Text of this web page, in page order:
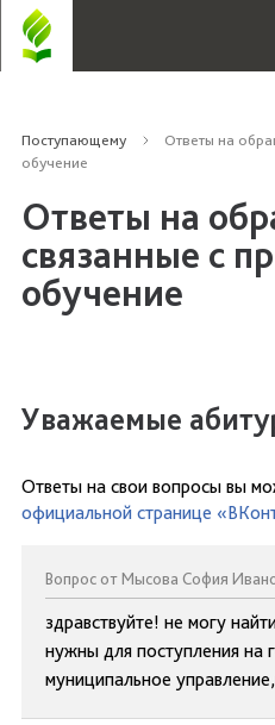
Поступающему
Ответы на
обучение
Ответы на
связанные с
обучение
Уважаемые
Ответы на свои вопросы вы
официальной странице
Вопрос от Мысова София
здравствуйте! не могу
нужны для поступления на
муниципальное